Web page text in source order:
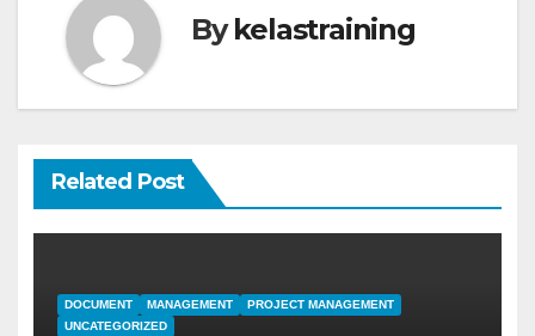
Bykelastraining
Related Post
DOCUMENT MANAGEMENT
PROJECT MANAGEMENT
UNCATEGORIZED